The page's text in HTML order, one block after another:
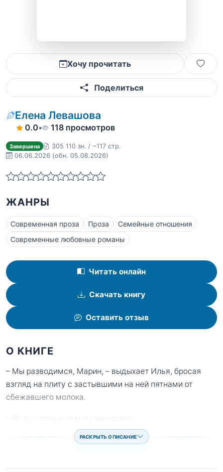
Хочу прочитать
Поделиться
Елена Левашова
0.0• 118 просмотров
Завершена
305 110 зн. / ~117 стр.
06.06.2026 (обн. 05.08.2026)
ЖАНРЫ
Современная проза Проза
Семейные отношения
Современные любовные романы
Читать онлайн
Скачать книгу
Оставить отзыв
О КНИГЕ
– Мы разводимся, Марин, – выдыхает Илья, бросая
взгляд на плиту с застывшими на ней пятнами от
сбежавшего молока.
РАСКРЫТЬ ОПИСАНИЕ